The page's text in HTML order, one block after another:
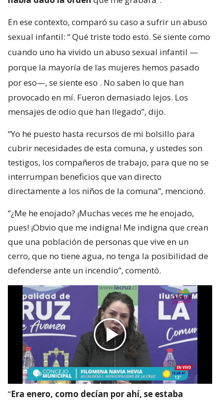
En ese contexto, comparó su caso a sufrir un abuso
sexual infantil: “Qué triste todo esto. Se siente como
cuando uno ha vivido un abuso sexual infantil —
porque la mayoría de las mujeres hemos pasado
por eso—, se siente eso . No saben lo que han
provocado en mí. Fueron demasiado lejos. Los
mensajes de odio que han llegado”, dijo.
“Yo he puesto hasta recursos de mi bolsillo para
cubrir necesidades de esta comuna, y ustedes son
testigos, los compañeros de trabajo, para que no se
interrumpan beneficios que van directo
directamente a los niños de la comuna”, mencionó.
“¿Me he enojado? ¡Muchas veces me he enojado,
pues! ¡Obvio que me indigna! Me indigna que crean
que una población de personas que vive en un
cerro, que no tiene agua, no tenga la posibilidad de
defenderse ante un incendio”, comentó.
“Era enero, como decían por ahí, se estaba